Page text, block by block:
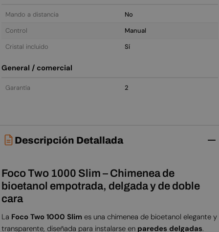
Mando a distancia
No
Control
Manual
Cristal incluido
Sí
General / comercial
Garantía 2
Descripción Detallada
Foco Two 1000 Slim – Chimenea de
bioetanol empotrada, delgada y de doble
cara
La Foco Two 1000 Slimes una chimenea de bioetanol elegante y
transparente, diseñada para instalarse en paredes delgadas.